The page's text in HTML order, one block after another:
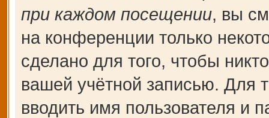
при каждом посещении, вы
на конференции только
сделано для того, чтобы
вашей учётной записью. Для
вводить имя пользователя и